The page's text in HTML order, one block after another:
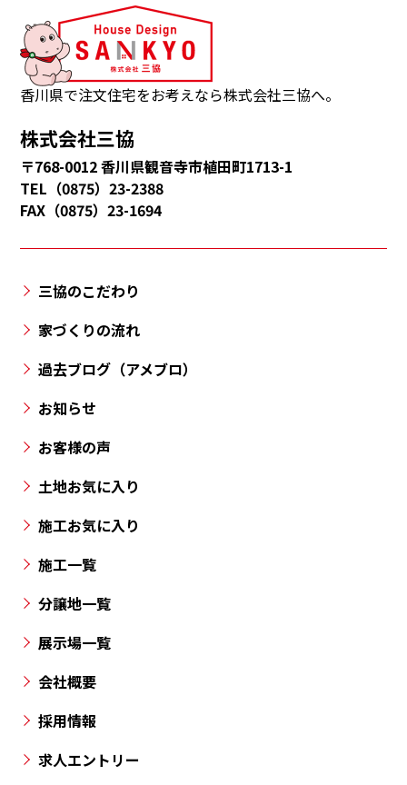
は、
観
音
市・
多
度
津
町・
豊
市・
亀
市・
松
市
香
の
所
に
譲
地
香川県で注文住宅をお考えなら株式会社三協へ。
株式会社三協
〒768-0012 香川県観音寺市植田町1713-1
TEL（0875）23-2388
FAX（0875）23-1694
三協のこだわり
家づくりの流れ
過去ブログ（アメブロ）
お知らせ
お客様の声
土地お気に入り
施工お気に入り
施工一覧
分譲地一覧
展示場一覧
会社概要
採用情報
求人エントリー